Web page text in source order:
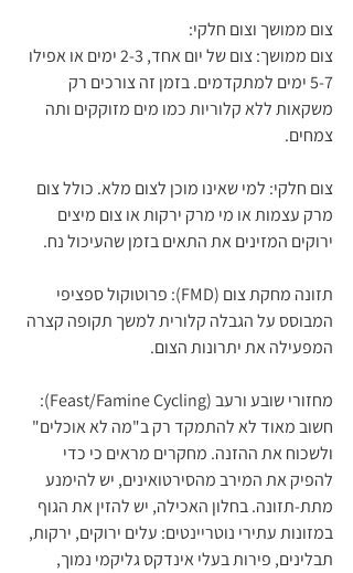
צום ממושך וצום חלקי:
צום ממושך: צום של יום אחד, 2-3 ימים או אפילו
5-7 ימים למתקדמים. בזמן זה צורכים רק
משקאות ללא קלוריות כמו מים מזוקקים ותה
צמחים.
צום חלקי: למי שאינו מוכן לצום מלא. כולל צום
מרק עצמות או מי מרק ירקות או צום מיצים
ירוקים המזינים את התאים בזמן שהעיכול נח.
תזונה מחקת צום (FMD): פרוטוקול ספציפי
המבוסס על הגבלה קלורית למשך תקופה קצרה
המפעילה את יתרונות הצום.
מחזורי שובע ורעב (Feast/Famine Cycling):
חשוב מאוד לא להתמקד רק ב"מה לא אוכלים"
ולשכוח את ההזנה. מחקרים מראים כי כדי
להפיק את המירב מהסירטואינים, יש להימנע
מתת-תזונה. בחלון האכילה, יש להזין את הגוף
במזונות עתירי נוטריינטים: עלים ירוקים, ירקות,
תבלינים, פירות בעלי אינדקס גליקמי נמוך,